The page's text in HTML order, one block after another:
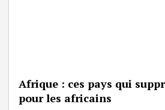
Afrique : ces pays qui
pour les africains